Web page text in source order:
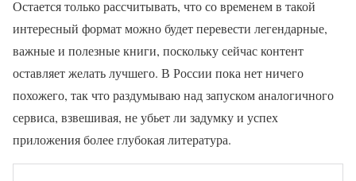
Остается только рассчитывать, что со временем в такой
интересный формат можно будет перевести легендарные,
важные и полезные книги, поскольку сейчас контент
оставляет желать лучшего. В России пока нет ничего
похожего, так что раздумываю над запуском аналогичного
сервиса, взвешивая, не убьет ли задумку и успех
приложения более глубокая литература.